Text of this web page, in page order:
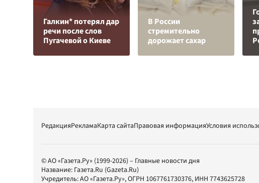
Галкин* потерял дар
речи после слов
Пугачевой о Киеве
В России
стремительно
дорожает сахар
РедакцияРекламаКарта сайтаПравовая информацияУсловия
© АО «Газета.Ру» (1999-2026) – Главные новости дня
Название: Газета.Ru (Gazeta.Ru)
Учредитель:АО «Газета.Ру», ОГРН 1067761730376, ИНН 7743625728